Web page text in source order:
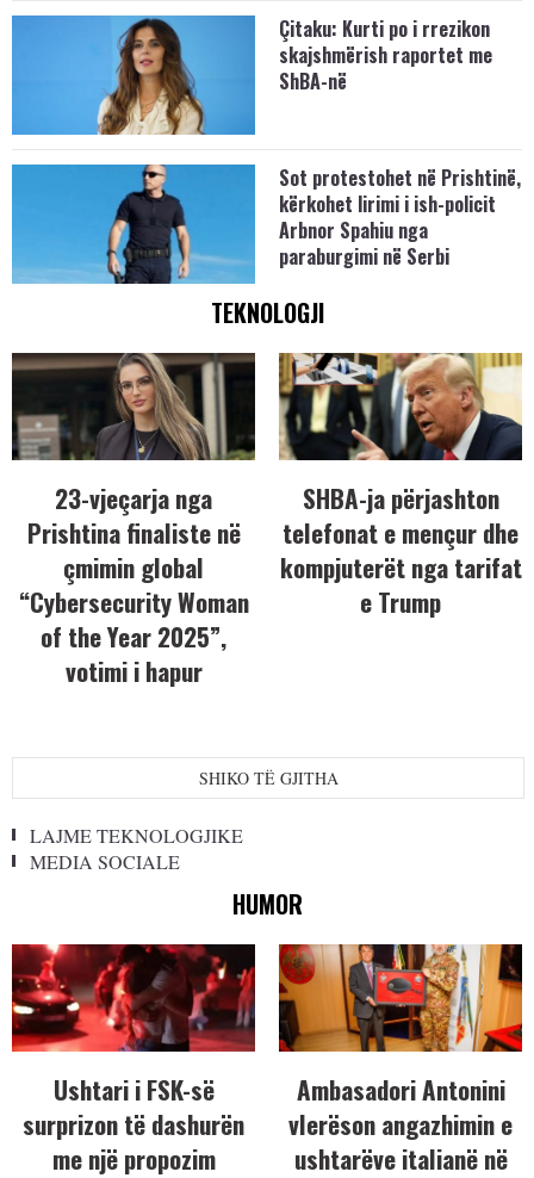
Çitaku: Kurti po i rrezikon
skajshmërish raportet me
ShBA-në
Sot protestohet në Prishtinë,
kërkohet lirimi i ish-policit
Arbnor Spahiu nga
paraburgimi në Serbi
TEKNOLOGJI
23-vjeçarja nga
Prishtina finaliste në
çmimin global
“Cybersecurity Woman
of the Year 2025”,
votimi i hapur
SHBA-ja përjashton
telefonat e mençur dhe
kompjuterët nga tarifat
e Trump
SHIKO TË GJITHA
LAJME TEKNOLOGJIKE
MEDIA SOCIALE
HUMOR
Ushtari i FSK-së
surprizon të dashurën
me një propozim
Ambasadori Antonini
vlerëson angazhimin e
ushtarëve italianë në